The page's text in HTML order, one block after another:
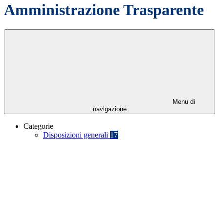
Amministrazione Trasparente
Menu di
navigazione
Categorie
Disposizioni generali 17